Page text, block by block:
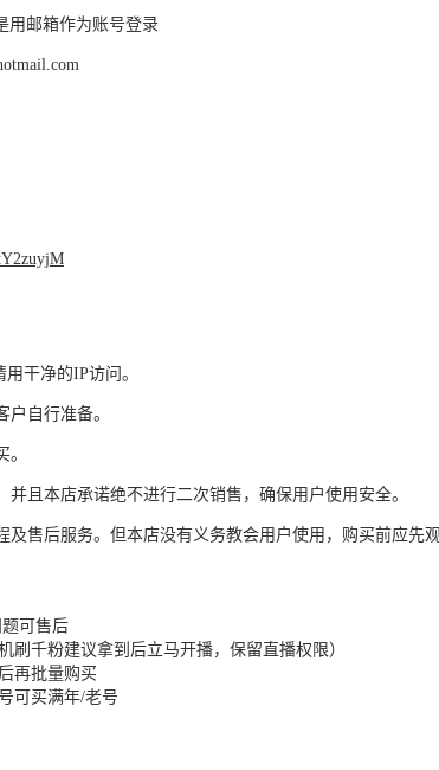
用邮箱作为账号登录
干净的IP访问。
户自行准备。
且本店承诺绝不进行二次销售，确保用户使用安全。
及售后服务。但本店没有义务教会用户使用，购买前应先
可售后
刷千粉建议拿到后立马开播，保留直播权限）
再批量购买
可买满年/老号